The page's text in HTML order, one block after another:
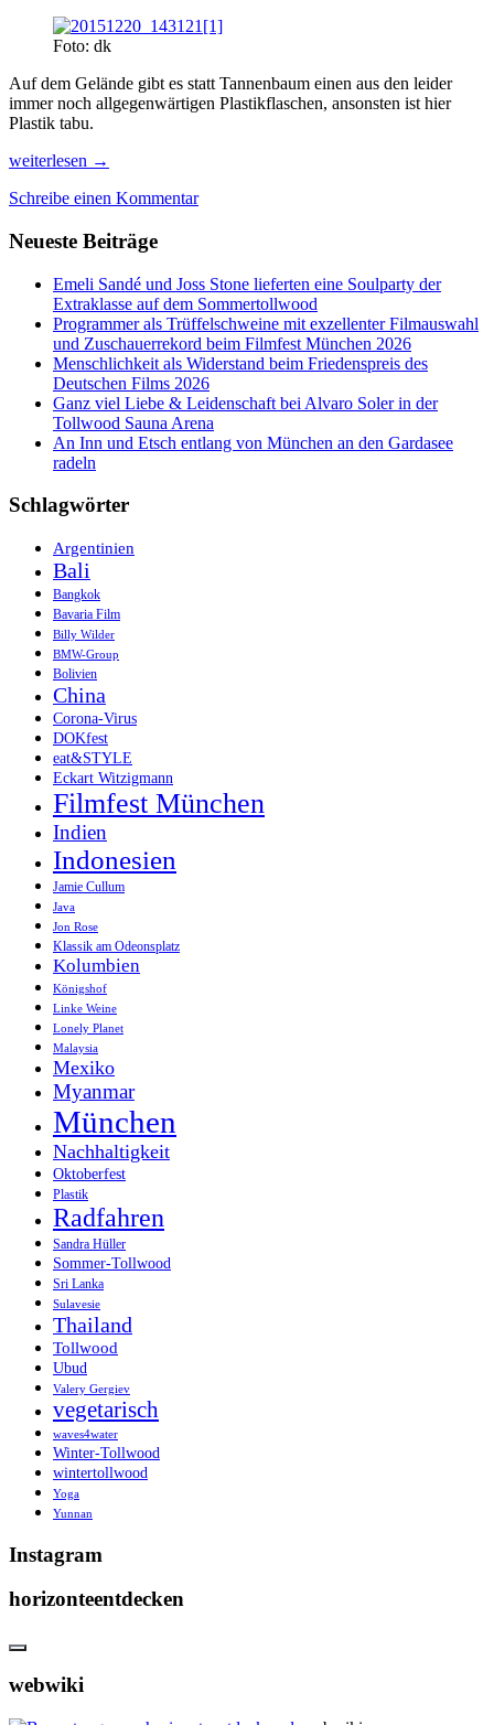
Foto: dk
Auf dem Gelände gibt es statt Tannenbaum einen aus den leider
immer noch allgegenwärtigen Plastikflaschen, ansonsten ist hier
Plastik tabu.
Gastrostände
Geniessen
Ausstellungen
Nachdenken
weiterlesen →
Schreibe einen Kommentar
Neueste Beiträge
Emeli Sandé und Joss Stone lieferten eine Soulparty der
Extraklasse auf dem Sommertollwood
Programmer als Trüffelschweine mit exzellenter Filmauswahl
und Zuschauerrekord beim Filmfest München 2026
Menschlichkeit als Widerstand beim Friedenspreis des
Deutschen Films 2026
Ganz viel Liebe & Leidenschaft bei Alvaro Soler in der
Tollwood Sauna Arena
An Inn und Etsch entlang von München an den Gardasee
radeln
Schlagwörter
Argentinien
Bali
Bangkok
Bavaria Film
Billy Wilder
BMW-Group
Bolivien
China
Corona-Virus
DOKfest
eat&STYLE
Eckart Witzigmann
Filmfest München
Indien
Indonesien
Jamie Cullum
Java
Jon Rose
Klassik am Odeonsplatz
Kolumbien
Königshof
Linke Weine
Lonely Planet
Malaysia
Mexiko
Myanmar
München
Nachhaltigkeit
Oktoberfest
Plastik
Radfahren
Sandra Hüller
Sommer-Tollwood
Sri Lanka
Sulavesie
Thailand
Tollwood
Ubud
Valery Gergiev
vegetarisch
waves4water
Winter-Tollwood
wintertollwood
Yoga
Yunnan
Instagram
horizonteentdecken
webwiki